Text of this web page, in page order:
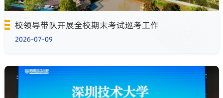
校领导带队开展全校期末考试巡考工作
2026-07-09